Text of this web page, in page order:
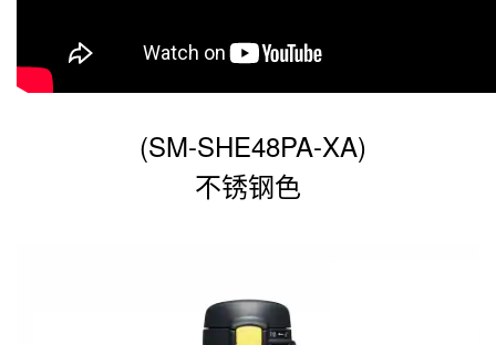
(SM-SHE48PA-XA)
不锈钢色